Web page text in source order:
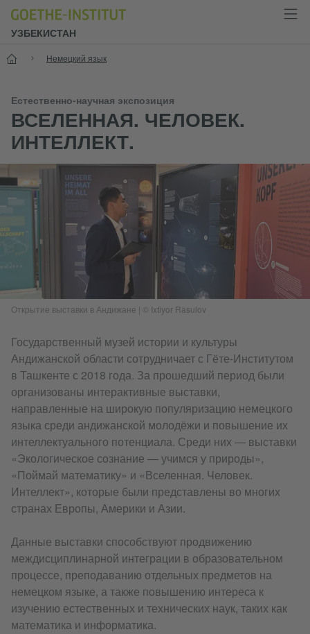
УЗБЕКИСТАН
Старт
Немецкий язык
Естественно-научная экспозиция
ВСЕЛЕННАЯ. ЧЕЛОВЕК.
ИНТЕЛЛЕКТ.
Открытие выставки в Андижане | © Ixtiyor Rasulov
Государственный музей истории и культуры
Андижанской области сотрудничает с Гёте‑Институтом
в Ташкенте с 2018 года. За прошедший период были
организованы интерактивные выставки,
направленные на широкую популяризацию немецкого
языка среди андижанской молодёжи и повышение их
интеллектуального потенциала. Среди них — выставки
«Экологическое сознание — учимся у природы»,
«Поймай математику» и «Вселенная. Человек.
Интеллект», которые были представлены во многих
странах Европы, Америки и Азии.
Данные выставки способствуют продвижению
междисциплинарной интеграции в образовательном
процессе, преподаванию отдельных предметов на
немецком языке, а также повышению интереса к
изучению естественных и технических наук, таких как
математика и информатика.